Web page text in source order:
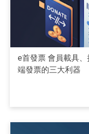
e首發票 會員載具
端發票的三大利器